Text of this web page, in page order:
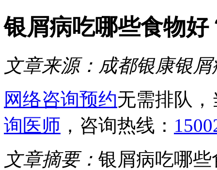
银屑病吃哪些食物好
文章来源： 成都银康银
网络咨询预约无需排队
询医师 ，咨询热线：
文章摘要： 银屑病吃哪